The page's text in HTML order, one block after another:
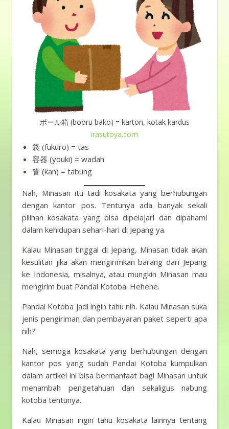
ボール箱 (booru bako) = karton, kotak kardus
irasutoya.com
袋 (fukuro) = tas
容器 (youki) = wadah
管 (kan) = tabung
Nah, Minasan itu tadi kosakata yang berhubungan
dengan kantor pos. Tentunya ada banyak sekali
pilihan kosakata yang bisa dipelajari dan dipahami
dalam kehidupan sehari-hari di Jepang ya.
Kalau Minasan tinggal di Jepang, Minasan tidak akan
kesulitan jika akan mengirimkan barang dari Jepang
ke Indonesia, misalnya, atau mungkin Minasan mau
mengirim buat Pandai Kotoba. Hehehe.
Pandai Kotoba jadi ingin tahu nih. Kalau Minasan suka
jenis pengiriman dan pembayaran paket seperti apa
nih?
Nah, semoga kosakata yang berhubungan dengan
kantor pos yang sudah Pandai Kotoba kumpulkan
dalam artikel ini bisa bermanfaat bagi Minasan untuk
menambah pengetahuan dan sekaligus nabung
kotoba tentunya.
Kalau Minasan ingin tahu kosakata lainnya tentang